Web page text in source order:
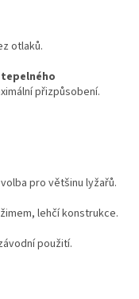
otlaků.
tepelného
přizpůsobení.
pro většinu lyžařů.
lehčí konstrukce.
použití.